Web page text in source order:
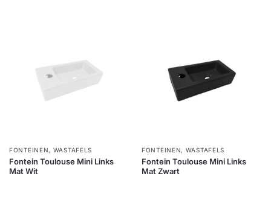
FONTEINEN, WASTAFELS
Fontein Toulouse Mini Links
Mat Wit
FONTEINEN, WASTAFELS
Fontein Toulouse Mini Links
Mat Zwart